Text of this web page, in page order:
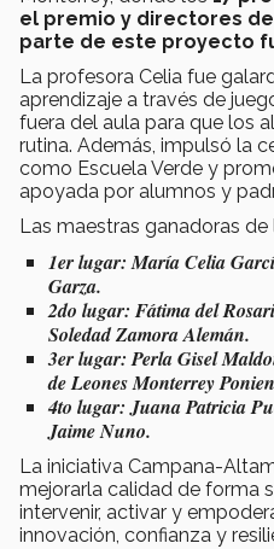
el premio y directores
parte de este proyecto
La profesora Celia fue
aprendizaje a través de
fuera del aula para que los
rutina. Además, impulsó la
como Escuela Verde y
apoyada por alumnos y
Las maestras ganadoras
1er lugar: María Celia
Garza.
2do lugar: Fátima del
Soledad Zamora Alemán.
3er lugar: Perla Gisel
de Leones Monterrey
4to lugar: Juana Patricia
Jaime Nuno.
La iniciativa Campana-
mejorarla calidad de forma
intervenir, activar y
innovación, confianza y